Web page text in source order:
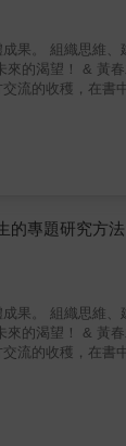
ｘ英文ｘ人文ｘ
思考，精進閱讀理
統計圖表的運
教師 汪雪憬／
國／成功大學
科教師張清秀
師黃俊慈／臺北
中校長歐靜瑜（
預先思索個人志
的累積心得、師生的互動對談
的專題研究方法
先思索個人志
的累積心得、師生的互動對談